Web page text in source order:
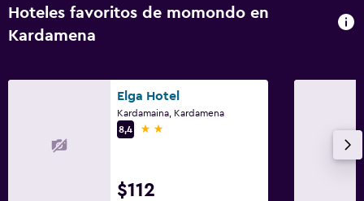
Hoteles favoritos de momondo en
Kardamena
Elga Hotel
Kardamaina, Kardamena
8,4
2 estrellas
$112